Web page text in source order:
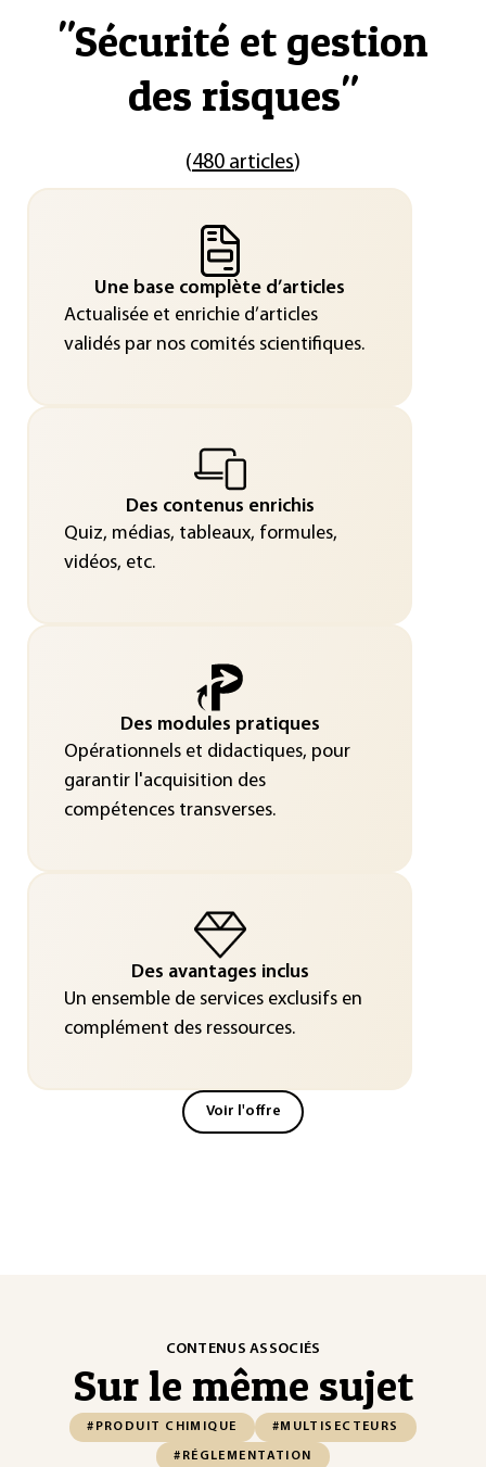
"Sécurité et gestion
des risques"
(480 articles)
Une base complète d’articles
Actualisée et enrichie d’articles
validés par nos comités scientifiques.
Des contenus enrichis
Quiz, médias, tableaux, formules,
vidéos, etc.
Des modules pratiques
Opérationnels et didactiques, pour
garantir l'acquisition des
compétences transverses.
Des avantages inclus
Un ensemble de services exclusifs en
complément des ressources.
Voir l'offre
CONTENUS ASSOCIÉS
Sur le même sujet
#PRODUIT CHIMIQUE #MULTISECTEURS
#RÉGLEMENTATION